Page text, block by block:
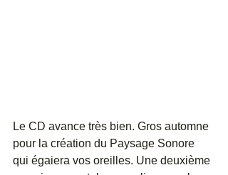
Le CD avance très bien. Gros automne
pour la création du Paysage Sonore
qui égaiera vos oreilles. Une deuxième